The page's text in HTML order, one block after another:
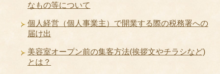
なもの等について
個人経営（個人事業主）で開業する際の税務署への
届け出
美容室オープン前の集客方法(挨拶文やチラシなど)
とは？